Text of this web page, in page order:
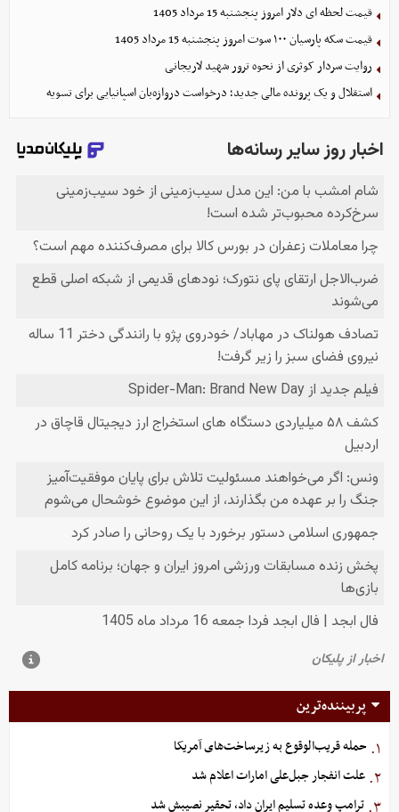
قیمت لحظه ای دلار امروز پنجشنبه 15 مرداد 1405
قیمت سکه پارسیان ۱۰۰ سوت امروز پنجشنبه 15 مرداد 1405
روایت سردار کوثری از نحوه ترور شهید لاریجانی
استقلال و یک پرونده مالی جدید؛ درخواست دروازه‌بان اسپانیایی برای تسویه
پربیننده‌ترین
۱. حمله قریب‌الوقوع به زیرساخت‌های آمریکا
۲. علت انفجار جبل‌علی امارات اعلام شد
ترامپ وعده تسلیم ایران داد، تحقیر نصیبش شد